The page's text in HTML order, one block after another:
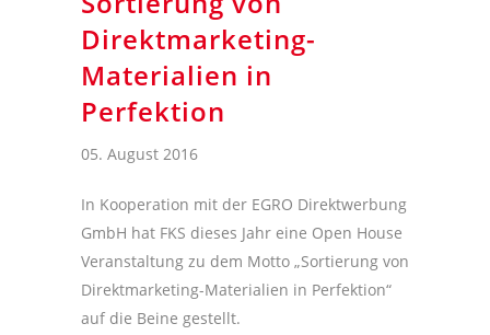
Direktmarketing-
Materialien in
Perfektion
05. August 2016
In Kooperation mit der EGRO Direktwerbung
GmbH hat FKS dieses Jahr eine Open House
Veranstaltung zu dem Motto „Sortierung von
Direktmarketing-Materialien in Perfektion“
auf die Beine gestellt.